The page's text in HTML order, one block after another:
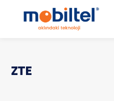
ZTE